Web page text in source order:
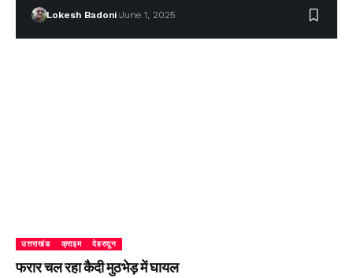
Lokesh Badoni June 1, 2025
उत्तराखंड क्राइम देहरादून
फरार चल रहा कैदी मुठभेड़ में घायल